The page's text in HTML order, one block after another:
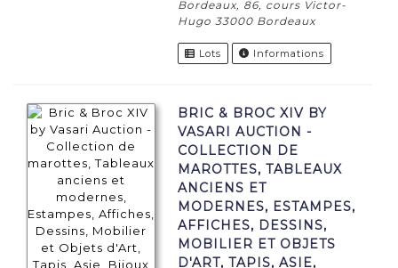
Bordeaux, 86, cours Victor-
Hugo 33000 Bordeaux
Lots Informations
BRIC & BROC XIV BY
VASARI AUCTION -
COLLECTION DE
MAROTTES, TABLEAUX
ANCIENS ET
MODERNES, ESTAMPES,
AFFICHES, DESSINS,
MOBILIER ET OBJETS
D'ART, TAPIS, ASIE,